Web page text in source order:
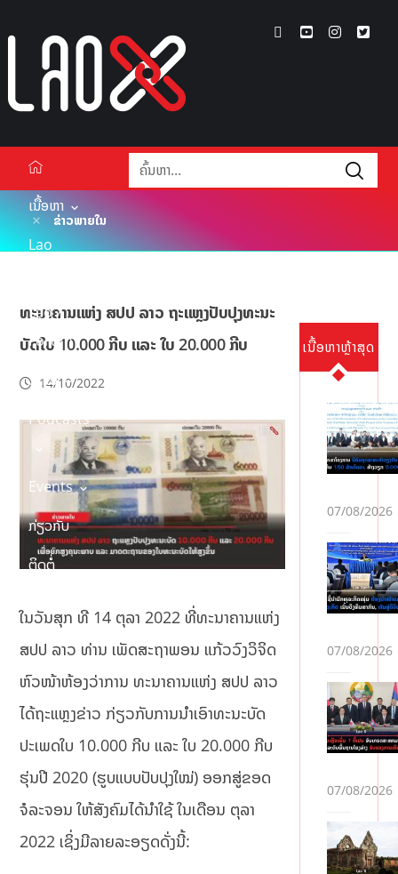
ເນື້ອຫາ
Lao
Lao X
Forum
ວິດີໂອ
Podcasts
Events
ກ່ຽວກັບ
ຕິດຕໍ່
ຂ່າວພາຍໃນ
ທະນາຄານແຫ່ງ ສປປ ລາວ ຖະແຫຼງປັບປຸງທະນະ
ບັດໃບ 10.000 ກີບ ແລະ ໃບ 20.000 ກີບ
14/10/2022
ໃນວັນສຸກ ທີ 14 ຕຸລາ 2022 ທີ່ທະນາຄານແຫ່ງ
ສປປ ລາວ ທ່ານ ເພັດສະຖາພອນ ແກ້ວວົງວິຈິດ
ຫົວໜ້າຫ້ອງວ່າການ ທະນາຄານແຫ່ງ ສປປ ລາວ
ໄດ້ຖະແຫຼງຂ່າວ ກ່ຽວກັບການນຳເອົາທະນະບັດ
ປະເພດໃບ 10.000 ກີບ ແລະ ໃບ 20.000 ກີບ
ຮຸ່ນປີ 2020 (ຮູບແບບປັບປຸງໃໝ່) ອອກສູ່ຂອດ
ຈໍລະຈອນ ໃຫ້ສັງຄົມໄດ້ນຳໃຊ້ ໃນເດືອນ ຕຸລາ
2022 ເຊິ່ງມີລາຍລະອຽດດັ່ງນີ້:
ເນື້ອຫາຫຼ້າສຸດ
07/08/2026
07/08/2026
07/08/2026